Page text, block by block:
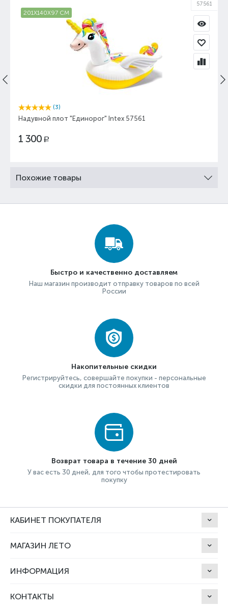
201X140X97 СМ
57561
(3)
Надувной плот "Единорог" Intex 57561
1 300 Р
Похожие товары
Быстро и качественно доставляем
Наш магазин производит отправку товаров по всей
России
Накопительные скидки
Регистрируйтесь, совершайте покупки - персональные
скидки для постоянных клиентов
Возврат товара в течение 30 дней
У вас есть 30 дней, для того чтобы протестировать
покупку
КАБИНЕТ ПОКУПАТЕЛЯ
МАГАЗИН ЛЕТО
ИНФОРМАЦИЯ
КОНТАКТЫ